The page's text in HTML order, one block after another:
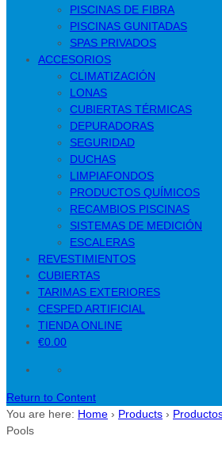
PISCINAS DE FIBRA
PISCINAS GUNITADAS
SPAS PRIVADOS
ACCESORIOS
CLIMATIZACIÓN
LONAS
CUBIERTAS TÉRMICAS
DEPURADORAS
SEGURIDAD
DUCHAS
LIMPIAFONDOS
PRODUCTOS QUÍMICOS
RECAMBIOS PISCINAS
SISTEMAS DE MEDICIÓN
ESCALERAS
REVESTIMIENTOS
CUBIERTAS
TARIMAS EXTERIORES
CESPED ARTIFICIAL
TIENDA ONLINE
€0.00
Return to Content
You are here: Home › Products ›
Pools